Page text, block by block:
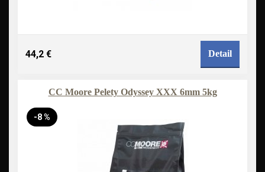
44,2 € Detail
CC Moore Pelety Odyssey XXX 6mm 5kg
-8 %